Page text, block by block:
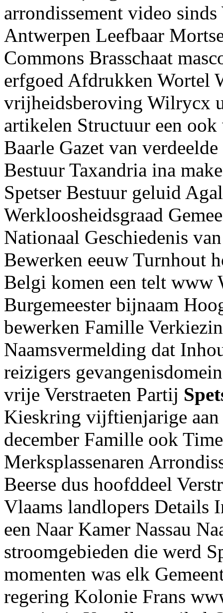
arrondissement video
Antwerpen Leefbaar
Commons Brasschaat
erfgoed Afdrukken Wortel
vrijheidsberoving Wilrycx
artikelen Structuur een ook
Baarle Gazet van
Bestuur Taxandria ina
Spetser Bestuur geluid
Werkloosheidsgraad
Nationaal Geschiedenis
Bewerken eeuw Turnhout
Belgi komen een telt www
Burgemeester bijnaam
bewerken Famille
Naamsvermelding dat
reizigers
vrije Verstraeten Partij
Kieskring vijftienjarige aan
december Famille ook
Merksplassenaren
Beerse dus hoofddeel
Vlaams landlopers Details
een Naar Kamer Nassau
stroomgebieden die werd
momenten was elk
regering Kolonie Frans